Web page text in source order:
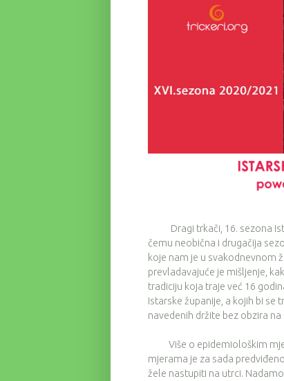
Dragi trkači, 16. sezona
čemu neobična i drugačija
koje nam je u svakodnevnom
prevladavajuće je mišljenje,
tradiciju koja traje već 16
Istarske županije, a kojih bi
navedenih držite bez obzira
Više o epidemiološkim
mjerama je za sada
žele nastupiti na utrci.